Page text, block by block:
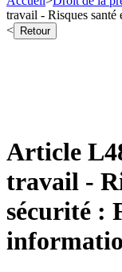
travail - Risques
<
Retour
Article
travail -
sécurité :